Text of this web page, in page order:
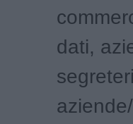
dati,